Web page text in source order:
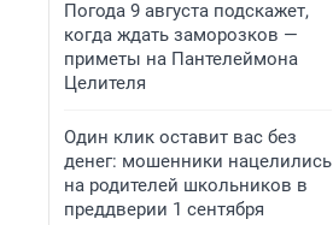
Погода 9 августа подскажет,
когда ждать заморозков —
приметы на Пантелеймона
Целителя
Один клик оставит вас без
денег: мошенники нацелились
на родителей школьников в
преддверии 1 сентября